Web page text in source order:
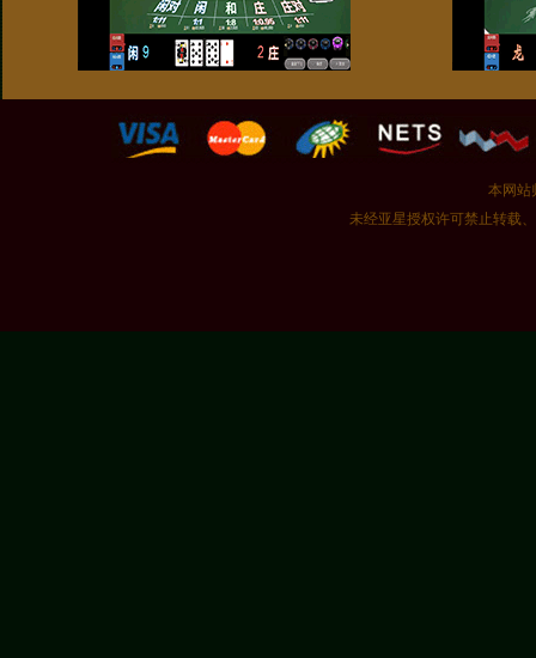
本网站
未经亚星授权许可禁止转载